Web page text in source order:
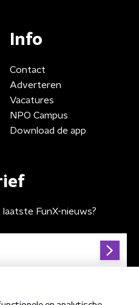
Info
Contact
Adverteren
Vacatures
NPO Campus
Download de app
FunX-nieuws?